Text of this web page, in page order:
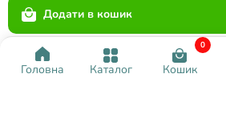
Головна Каталог Кошик
0
Додати в кошик